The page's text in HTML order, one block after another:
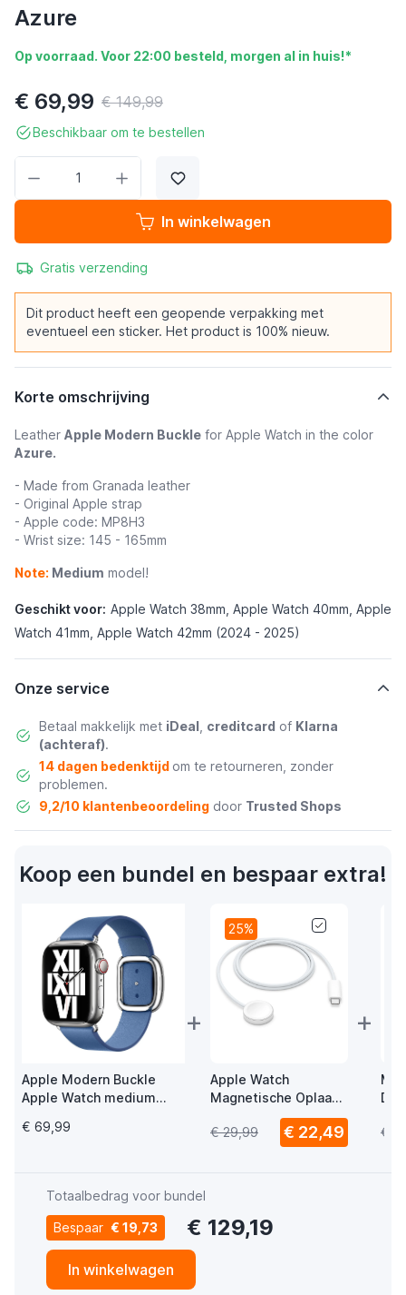
Azure
Op voorraad. Voor 22:00 besteld, morgen al in huis!*
€ 69,99 € 149,99
Beschikbaar om te bestellen
In winkelwagen
Gratis verzending
Dit product heeft een geopende verpakking met
eventueel een sticker. Het product is 100% nieuw.
Korte omschrijving
Leather Apple Modern Buckle for Apple Watch in the color
Azure.
- Made from Granada leather
- Original Apple strap
- Apple code: MP8H3
- Wrist size: 145 - 165mm
Note: Medium model!
Geschikt voor: Apple Watch 38mm, Apple Watch 40mm, Apple
Watch 41mm, Apple Watch 42mm (2024 - 2025)
Onze service
Betaal makkelijk met iDeal creditcard of Klarna
(achteraf).
14 dagen bedenktijd om te retourneren, zonder
problemen.
9,2/10 klantenbeoordelingdoor Trusted Shops
Koop een bundel en bespaar extra!
Apple Modern Buckle
Apple Watch medium
42mm Azure
€ 69,99
+
25%
Apple Watch
Magnetische Oplaad
USB-C Kabel 1m
€ 29,99
€ 22,49
+
€
Totaalbedrag voor bundel
Bespaar € 19,73 € 129,19
In winkelwagen